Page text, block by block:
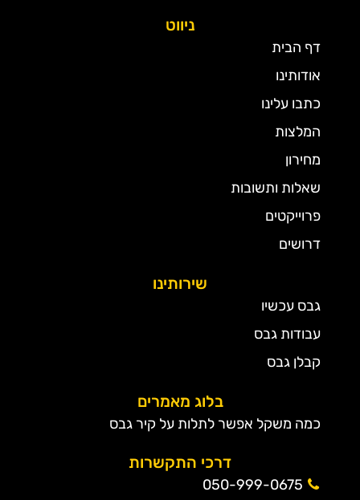
ניווט
דף הבית
אודותינו
כתבו עלינו
המלצות
מחירון
שאלות ותשובות
פרוייקטים
דרושים
שירותינו
גבס עכשיו
עבודות גבס
קבלן גבס
בלוג מאמרים
כמה משקל אפשר לתלות על קיר גבס
דרכי התקשרות
050-999-0675